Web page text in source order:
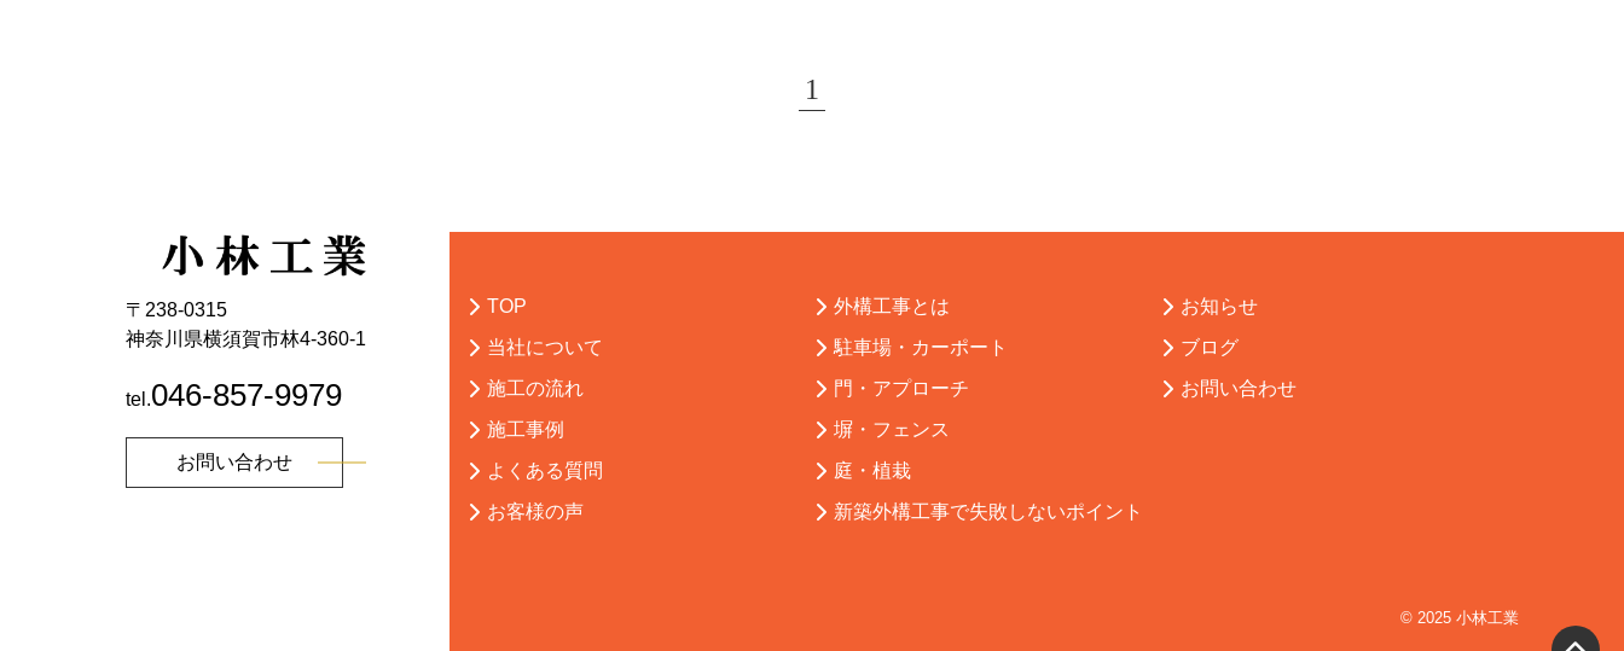
1
〒238-0315
神奈川県横須賀市林4-360-1
tel.046-857-9979
お問い合わせ
TOP
当社について
施工の流れ
施工事例
よくある質問
お客様の声
外構工事とは
駐車場・カーポート
門・アプローチ
塀・フェンス
庭・植栽
新築外構工事で失敗しないポイント
お知らせ
ブログ
お問い合わせ
© 2025 小林工業